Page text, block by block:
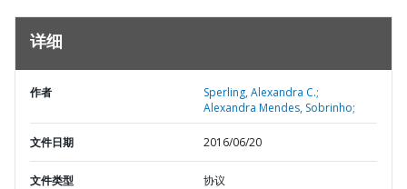
详细
作者
Sperling, Alexandra C.;
Alexandra Mendes, Sobrinho;
文件日期 2016/06/20
文件类型 协议